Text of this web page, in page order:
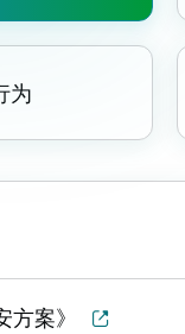
为
案》